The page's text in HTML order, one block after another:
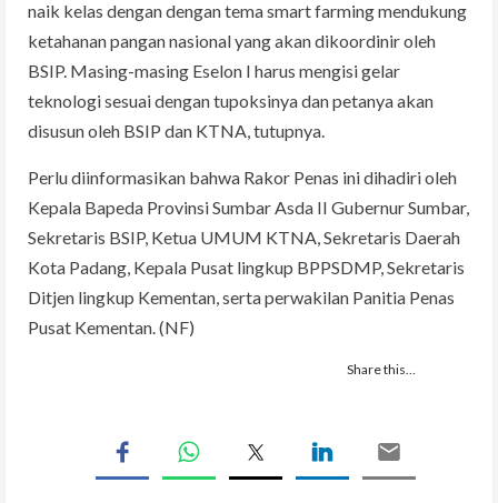
naik kelas dengan dengan tema smart farming mendukung
ketahanan pangan nasional yang akan dikoordinir oleh
BSIP. Masing-masing Eselon I harus mengisi gelar
teknologi sesuai dengan tupoksinya dan petanya akan
disusun oleh BSIP dan KTNA, tutupnya.
Perlu diinformasikan bahwa Rakor Penas ini dihadiri oleh
Kepala Bapeda Provinsi Sumbar Asda II Gubernur Sumbar,
Sekretaris BSIP, Ketua UMUM KTNA, Sekretaris Daerah
Kota Padang, Kepala Pusat lingkup BPPSDMP, Sekretaris
Ditjen lingkup Kementan, serta perwakilan Panitia Penas
Pusat Kementan. (NF)
Share this…